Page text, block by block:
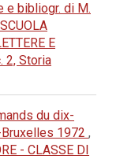
e bibliogr. di M.
E
2, Storia
du dix-
1972 ,
- CLASSE DI